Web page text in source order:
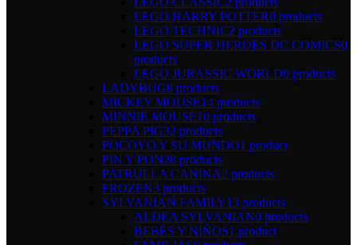
LEGO HARRY POTTER0 products
LEGO TECHNIC2 products
LEGO SUPER HEROES DC COMICS0
products
LEGO JURASSIC WORLD0 products
LADYBUG8 products
MICKEY MOUSE14 products
MINNIE MOUSE10 products
PEPPA PIG32 products
POCOYO Y SU MUNDO1 product
PIN Y PON28 products
PATRULLA CANINA2 products
FROZEN3 products
SYLVANIAN FAMILY13 products
ALDEA SYLVANIAN0 products
BEBÉS Y NIÑOS1 product